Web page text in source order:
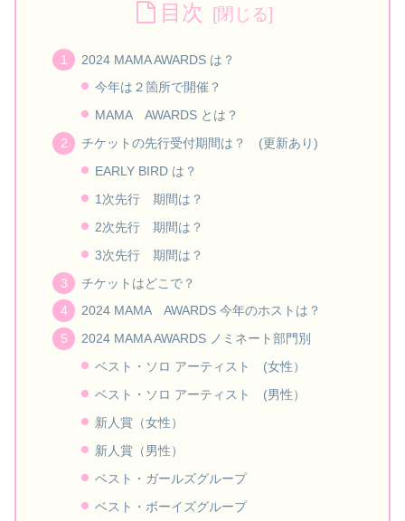
目次
2024 MAMA AWARDS は？
今年は２箇所で開催？
MAMA AWARDS とは？
チケットの先行受付期間は？ (更新あり)
EARLY BIRD は？
1次先行 期間は？
2次先行 期間は？
3次先行 期間は？
チケットはどこで？
2024 MAMA AWARDS 今年のホストは？
2024 MAMA AWARDS ノミネート部門別
ベスト・ソロ アーティスト (女性）
ベスト・ソロ アーティスト (男性）
新人賞（女性）
新人賞（男性）
ベスト・ガールズグループ
ベスト・ボーイズグループ